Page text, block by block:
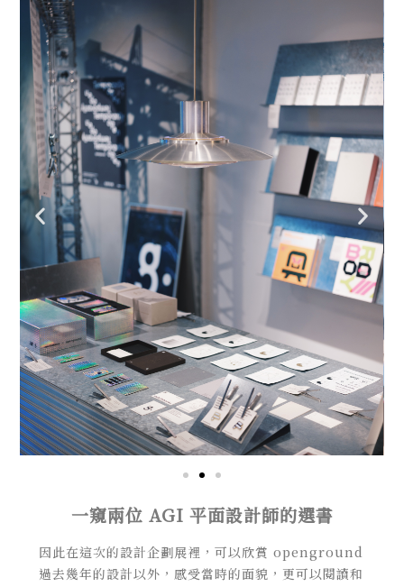
一窺兩位 AGI 平面設計師的選書
因此在這次的設計企劃展裡，可以欣賞 openground
過去幾年的設計以外，感受當時的面貌，更可以閱讀和